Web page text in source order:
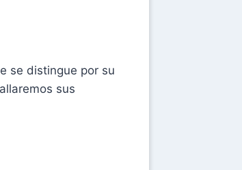
se distingue por su
sus